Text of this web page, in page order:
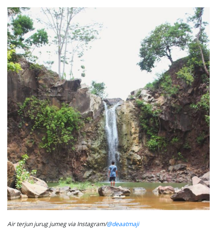
Air terjun jurug jumeg via Instagram/@deaatmaji